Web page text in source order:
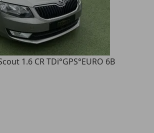
1.6 CR TDi°GPS°EURO 6B